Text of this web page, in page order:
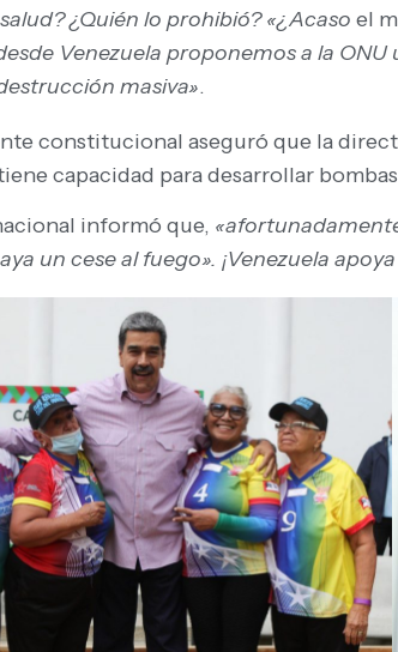
¿Quién lo prohibió? «¿Acaso el
Venezuela proponemos a la
masiva».
constitucional aseguró que la
capacidad para desarrollar
informó que,
un cese al fuego». ¡Venezuela